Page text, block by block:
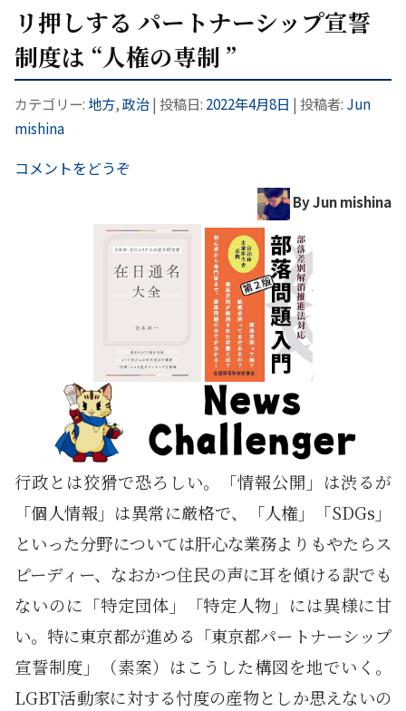
リ押しする パートナーシップ宣誓
制度は “人権の専制 ”
カテゴリー: 地方,政治| 投稿日: 2022年4月8日 | 投稿者: Jun
mishina
コメントをどうぞ
By Jun mishina
行政とは狡猾で恐ろしい。「情報公開」は渋るが
「個人情報」は異常に厳格で、「人権」「SDGs」
といった分野については肝心な業務よりもやたらス
ピーディー、なおかつ住民の声に耳を傾ける訳でも
ないのに「特定団体」「特定人物」には異様に甘
い。特に東京都が進める「東京都パートナーシップ
宣誓制度」（素案）はこうした構図を地でいく。
LGBT活動家に対する忖度の産物としか思えないの